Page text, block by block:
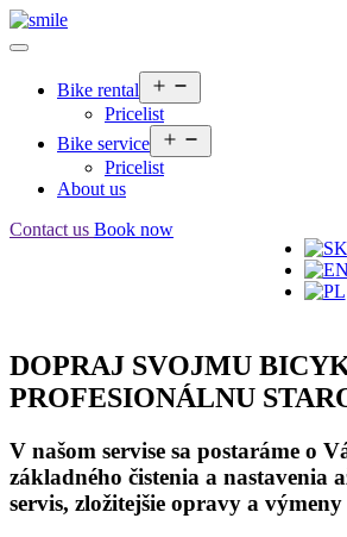
Bike rental
menu
Pricelist
Bike service
menu
Pricelist
About us
Contact us Book now
DOPRAJ SVOJMU
PROFESIONÁLNU
V našom servise sa postaráme o
základného čistenia a nastavenia
servis, zložitejšie opravy a